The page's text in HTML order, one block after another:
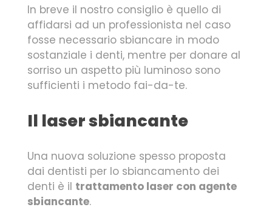
In breve il nostro consiglio è quello di
affidarsi ad un professionista nel caso
fosse necessario sbiancare in modo
sostanziale i denti, mentre per donare al
sorriso un aspetto più luminoso sono
sufficienti i metodo fai-da-te.
Il laser sbiancante
Una nuova soluzione spesso proposta
dai dentisti per lo sbiancamento dei
denti è il trattamento laser con agente
sbiancante.